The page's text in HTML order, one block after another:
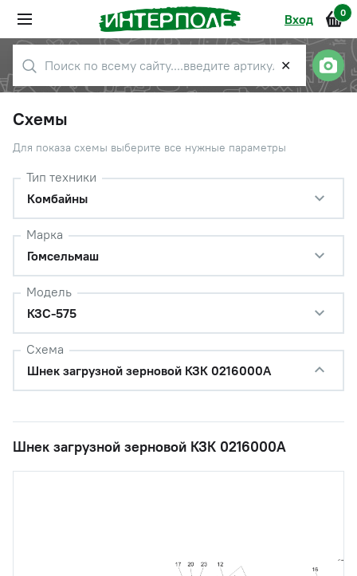
Вход 0
✕
Схемы
Для показа схемы выберите все нужные параметры
Тип техники
Комбайны
Марка
Гомсельмаш
Модель
КЗС-575
Схема
Шнек загрузной зерновой КЗК 0216000А
Шнек загрузной зерновой КЗК 0216000А